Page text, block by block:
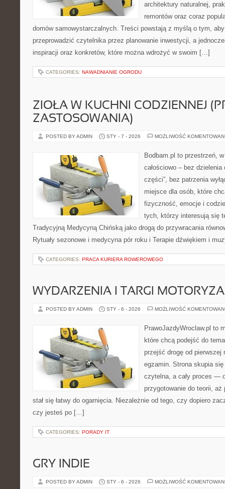
architektury naturalnej,
remontów oraz coraz
domów samowystarczalnych. Treści powstają z myślą o tym,
przeprowadzić czytelnika przez planowanie inwestycji, a
inspiracji oraz konkretów, które można wdrożyć w swoim […]
CATEGORIES: NAWADNIANIE OGRODU
ZIOŁA W KUCHNI CODZIENNEJ
ZASTOSOWANIA)
POSTED BY ADMIN STY - 7 - 2026 MOŻLIWOŚĆ
Bodbam.pl to przestrzeń,
całościowo – bez dzielenia
części”, bez patrzenia
miejsce dla osób, które
fizyczność, emocje i
tych, którzy interesują się
Tradycyjną Medycyną Chińską jako drogą do przywracania
Rytuały sezonowe i medycyna pór roku i Terapie dźwiękiem i
CATEGORIES: PRACA KURIERA ROWEROWEGO
WYDARZENIA I TARGI
POSTED BY ADMIN STY - 6 - 2026 MOŻLIWOŚĆ
PrawoJazdyWroclaw.pl to
które chcą podejść do
przejść drogę od
egzamin. Strona skupia
czytelna, a cały proces —
przygotowanie do teorii,
stał się łatwy do ogarnięcia. Niezależnie od tego, czy dopiero
czy jesteś po […]
CATEGORIES: PORADY IT
GRY INDIE
POSTED BY ADMIN STY - 6 - 2026 MOŻLIWOŚĆ